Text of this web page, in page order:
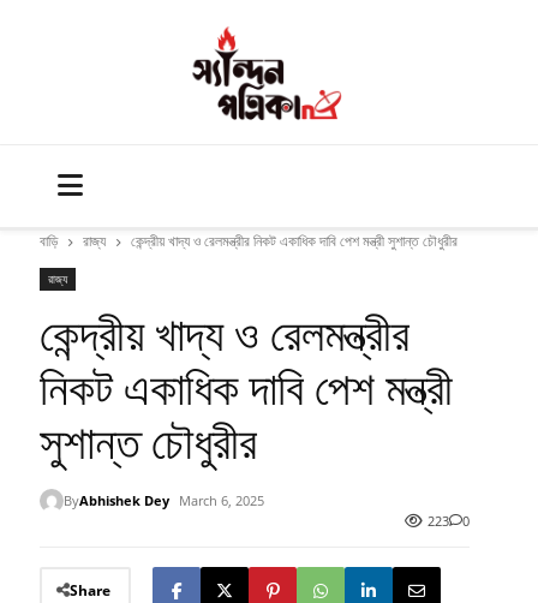
বাড়ি রাজ্য কেন্দ্রীয় খাদ্য ও রেলমন্ত্রীর নিকট একাধিক দাবি পেশ মন্ত্রী সুশান্ত চৌধুরীর
রাজ্য
কেন্দ্রীয় খাদ্য ও রেলমন্ত্রীর
নিকট একাধিক দাবি পেশ মন্ত্রী
সুশান্ত চৌধুরীর
ByAbhishek Dey
March 6, 2025
223
0
Share